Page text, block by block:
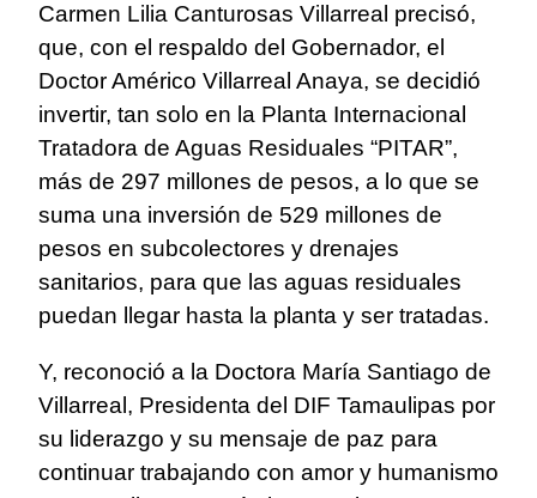
Carmen Lilia Canturosas Villarreal precisó,
que, con el respaldo del Gobernador, el
Doctor Américo Villarreal Anaya, se decidió
invertir, tan solo en la Planta Internacional
Tratadora de Aguas Residuales “PITAR”,
más de 297 millones de pesos, a lo que se
suma una inversión de 529 millones de
pesos en subcolectores y drenajes
sanitarios, para que las aguas residuales
puedan llegar hasta la planta y ser tratadas.
Y, reconoció a la Doctora María Santiago de
Villarreal, Presidenta del DIF Tamaulipas por
su liderazgo y su mensaje de paz para
continuar trabajando con amor y humanismo